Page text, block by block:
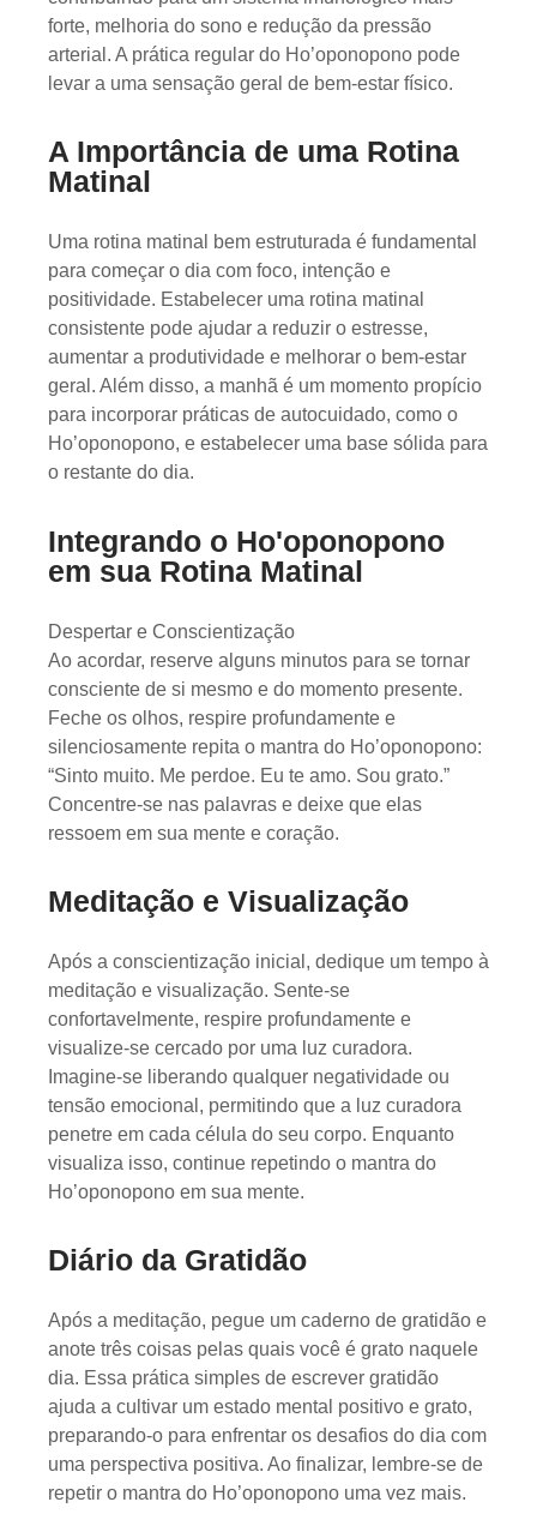
forte, melhoria do sono e redução da pressão
arterial. A prática regular do Ho’oponopono pode
levar a uma sensação geral de bem-estar físico.
A Importância de uma Rotina
Matinal
Uma rotina matinal bem estruturada é fundamental
para começar o dia com foco, intenção e
positividade. Estabelecer uma rotina matinal
consistente pode ajudar a reduzir o estresse,
aumentar a produtividade e melhorar o bem-estar
geral. Além disso, a manhã é um momento propício
para incorporar práticas de autocuidado, como o
Ho’oponopono, e estabelecer uma base sólida para
o restante do dia.
Integrando o Ho'oponopono
em sua Rotina Matinal
Despertar e Conscientização
Ao acordar, reserve alguns minutos para se tornar
consciente de si mesmo e do momento presente.
Feche os olhos, respire profundamente e
silenciosamente repita o mantra do Ho’oponopono:
“Sinto muito. Me perdoe. Eu te amo. Sou grato.”
Concentre-se nas palavras e deixe que elas
ressoem em sua mente e coração.
Meditação e Visualização
Após a conscientização inicial, dedique um tempo à
meditação e visualização. Sente-se
confortavelmente, respire profundamente e
visualize-se cercado por uma luz curadora.
Imagine-se liberando qualquer negatividade ou
tensão emocional, permitindo que a luz curadora
penetre em cada célula do seu corpo. Enquanto
visualiza isso, continue repetindo o mantra do
Ho’oponopono em sua mente.
Diário da Gratidão
Após a meditação, pegue um caderno de gratidão e
anote três coisas pelas quais você é grato naquele
dia. Essa prática simples de escrever gratidão
ajuda a cultivar um estado mental positivo e grato,
preparando-o para enfrentar os desafios do dia com
uma perspectiva positiva. Ao finalizar, lembre-se de
repetir o mantra do Ho’oponopono uma vez mais.